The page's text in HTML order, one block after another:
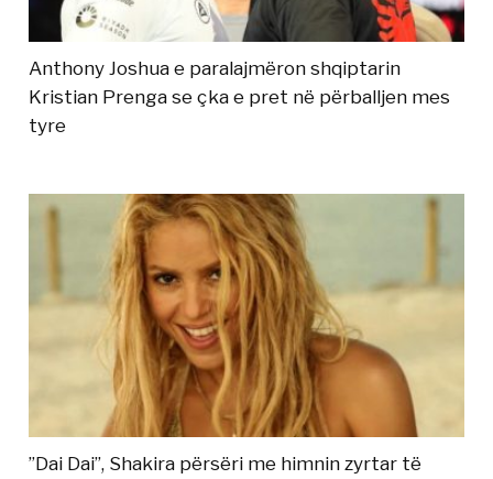
Anthony Joshua e paralajmëron shqiptarin
Kristian Prenga se çka e pret në përballjen mes
tyre
”Dai Dai”, Shakira përsëri me himnin zyrtar të